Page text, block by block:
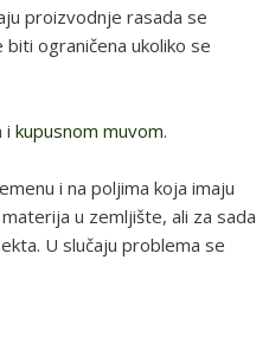
proizvodnje rasada se
ograničena ukoliko se
i kupusnom muvom.
i na poljima koja imaju
u zemljište, ali za sada
U slučaju problema se